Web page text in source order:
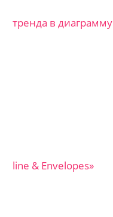
тренда в диаграмму
line & Envelopes»